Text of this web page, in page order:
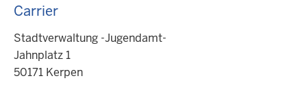
Carrier
Stadtverwaltung -Jugendamt-
Jahnplatz 1
50171 Kerpen